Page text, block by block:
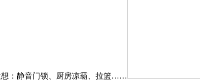
想：静音门锁、厨房凉霸、拉篮……